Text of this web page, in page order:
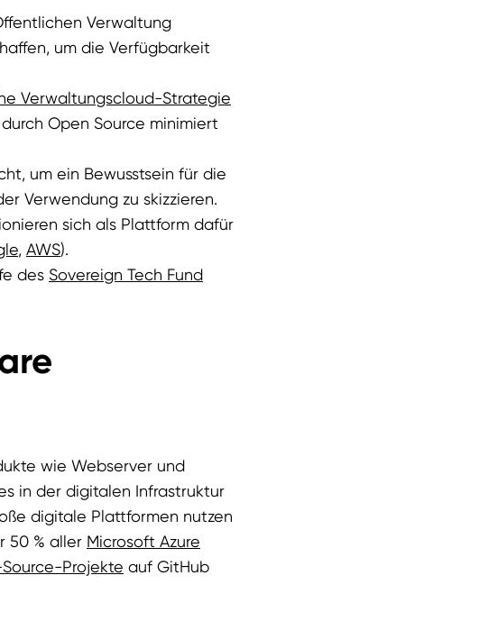
Verwaltung
um die Verfügbarkeit
Verwaltungscloud-Strategie
Open Source minimiert
um ein Bewusstsein für die
Verwendung zu skizzieren.
sich als Plattform dafür
, AWS).
des Sovereign Tech Fund
wie Webserver und
in der digitalen Infrastruktur
digitale Plattformen nutzen
50 % aller Microsoft Azure
Projekte auf GitHub